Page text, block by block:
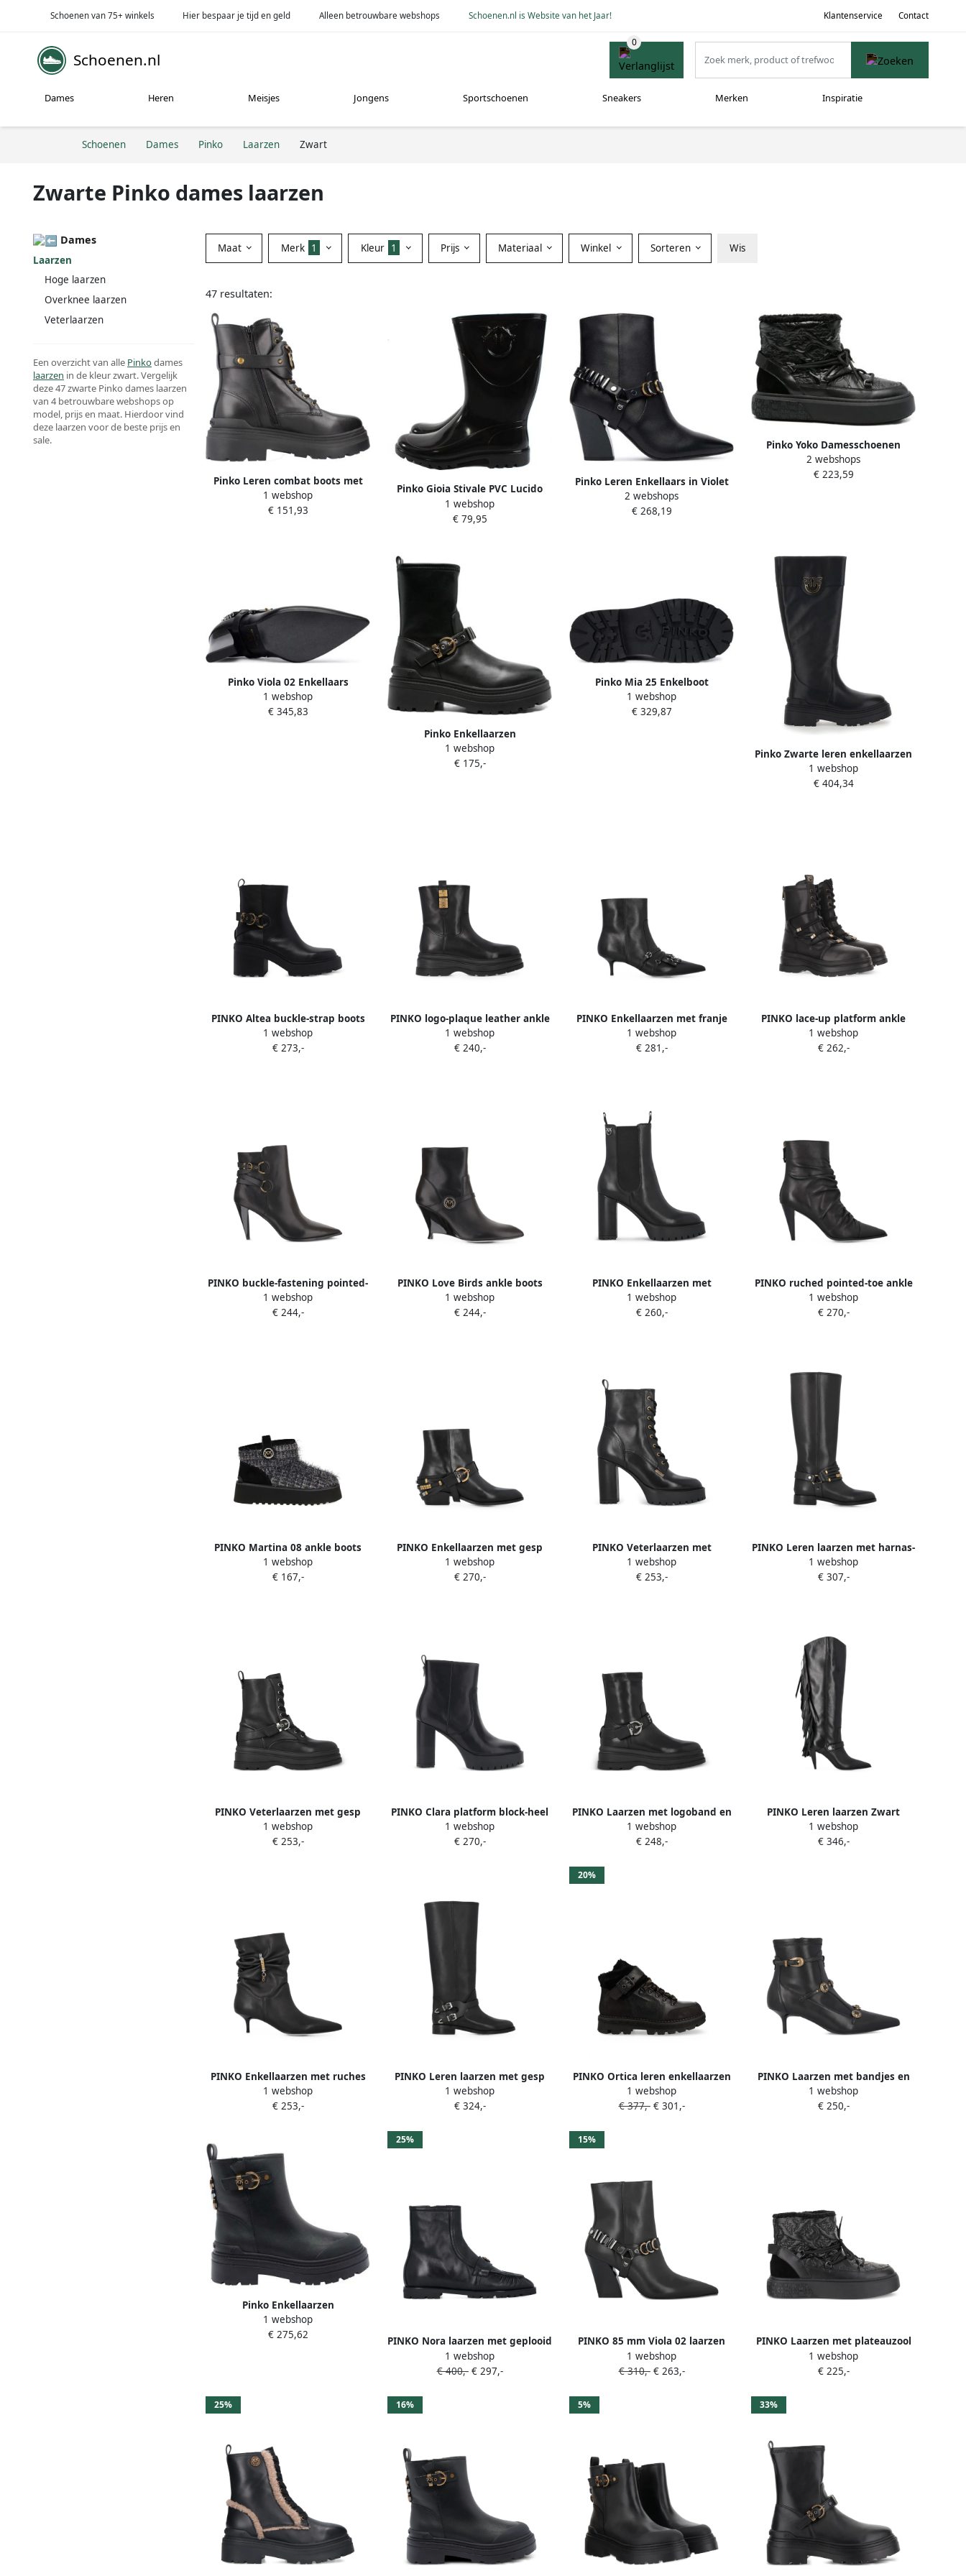
Schoenen van 75+ winkels Hier bespaar je tijd en geld Alleen betrouwbare webshops Schoenen.nl is Website van het Jaar! Klantenservice Contact
Schoenen.nl
Dames Heren Meisjes Jongens Sportschoenen Sneakers Merken Inspiratie
Schoenen Dames Pinko Laarzen Zwart
Zwarte Pinko dames laarzen
Dames
Laarzen
Hoge laarzen
Overknee laarzen
Veterlaarzen
Een overzicht van alle Pinkodames
laarzen in de kleur zwart. Vergelijk
deze 47 zwarte Pinko dames laarzen
van 4 betrouwbare webshops op
model, prijs en maat. Hierdoor vind
deze laarzen voor de beste prijs en
sale.
Maat Merk 1 Kleur 1 Prijs Materiaal Winkel Sorteren Wis
47 resultaten:
Pinko Leren combat boots met
merkband aan de voorkant
1 webshop
€ 151,93
Pinko Gioia Stivale PVC Lucido
Zwart Dames
1 webshop
€ 79,95
Pinko Leren Enkellaars in Violet
2 webshops
€ 268,19
Pinko Yoko Damesschoenen
2 webshops
€ 223,59
Pinko Viola 02 Enkellaars
1 webshop
€ 345,83
Pinko Enkellaarzen
SD0447P061Z99
1 webshop
€ 175,-
Pinko Mia 25 Enkelboot
1 webshop
€ 329,87
Pinko Zwarte leren enkellaarzen
voor vrouwen Black Dames
1 webshop
€ 404,34
PINKO Altea buckle-strap boots
Zwart
1 webshop
€ 273,-
PINKO logo-plaque leather ankle
boots Zwart
1 webshop
€ 240,-
PINKO Enkellaarzen met franje
en gespen Zwart
1 webshop
€ 281,-
PINKO lace-up platform ankle
boots Zwart
1 webshop
€ 262,-
PINKO buckle-fastening pointed-
toe ankle boots Zwart
1 webshop
€ 244,-
PINKO Love Birds ankle boots
Zwart
1 webshop
€ 244,-
PINKO Enkellaarzen met
plateauzool Zwart
1 webshop
€ 260,-
PINKO ruched pointed-toe ankle
boots Zwart
1 webshop
€ 270,-
PINKO Martina 08 ankle boots
Zwart
1 webshop
€ 167,-
PINKO Enkellaarzen met gesp
Zwart
1 webshop
€ 270,-
PINKO Veterlaarzen met
plateauzool Zwart
1 webshop
€ 253,-
PINKO Leren laarzen met harnas-
detail Zwart
1 webshop
€ 307,-
PINKO Veterlaarzen met gesp
Zwart
1 webshop
€ 253,-
PINKO Clara platform block-heel
ankle boots Zwart
1 webshop
€ 270,-
PINKO Laarzen met logoband en
gespsluiting Zwart
1 webshop
€ 248,-
PINKO Leren laarzen Zwart
1 webshop
€ 346,-
PINKO Enkellaarzen met ruches
en logo-bedel Zwart
1 webshop
€ 253,-
PINKO Leren laarzen met gesp
Zwart
1 webshop
€ 324,-
20%
PINKO Ortica leren enkellaarzen
Zwart
1 webshop
€ 377,-€ 301,-
PINKO Laarzen met bandjes en
juwelen studs Zwart
1 webshop
€ 250,-
Pinko Enkellaarzen
1 webshop
€ 275,62
25%
PINKO Nora laarzen met geplooid
detail Zwart
1 webshop
€ 400,-€ 297,-
15%
PINKO 85 mm Viola 02 laarzen
Zwart
1 webshop
€ 310,-€ 263,-
PINKO Laarzen met plateauzool
Zwart
1 webshop
€ 225,-
25% 16% 5% 33%